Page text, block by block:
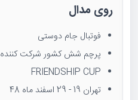
روی مدال
فوتبال جام دوستی
پرچم شش کشور شرکت کننده
FRIENDSHIP CUP
تهران 19 - 29 اسفند ماه 48